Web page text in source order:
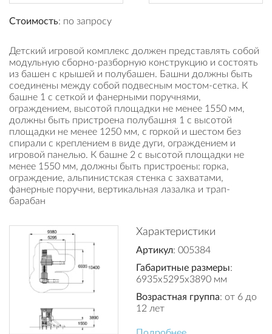
Стоимость: по запросу
Детский игровой комплекс должен представлять собой
модульную сборно-разборную конструкцию и состоять
из башен с крышей и полубашен. Башни должны быть
соединены между собой подвесным мостом-сетка. К
башне 1 с сеткой и фанерными поручнями,
ограждением, высотой площадки не менее 1550 мм,
должны быть пристроена полубашня 1 с высотой
площадки не менее 1250 мм, с горкой и шестом без
спирали с креплением в виде дуги, ограждением и
игровой панелью. К башне 2 с высотой площадки не
менее 1550 мм, должны быть пристроены: горка,
ограждение, альпинистская стенка с захватами,
фанерные поручни, вертикальная лазалка и трап-
барабан
Характеристики
Артикул: 005384
Габаритные размеры:
6935x5295x3890 мм
Возрастная группа: от 6 до
12 лет